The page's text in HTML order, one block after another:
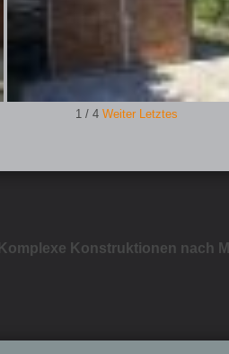
1 / 4 Weiter Letztes
Komplexe Konstruktionen nach